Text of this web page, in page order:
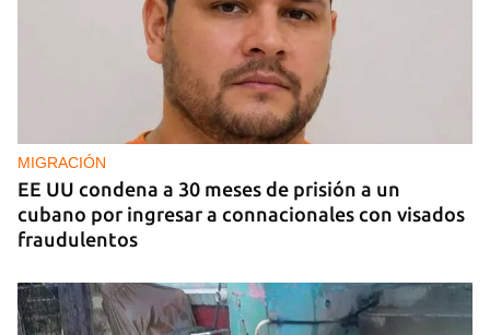
MIGRACIÓN
EE UU condena a 30 meses de prisión a un
cubano por ingresar a connacionales con visados
fraudulentos